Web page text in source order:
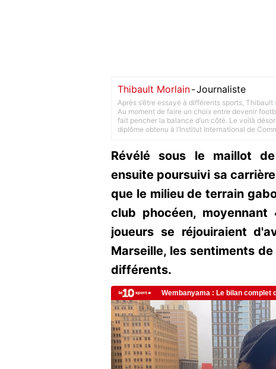
Thibault Morlain-Journaliste
Après s’être essayé à différents sports,
Au moment de faire un choix entre devenir
fait pencher la balance d’un côté. Le voilà
diplôme obtenu à l’Institut International de
Révélé sous le maillot
ensuite poursuivi sa
que le milieu de terrain
club phocéen,
joueurs se réjouiraient
Marseille, les sentiments
différents.